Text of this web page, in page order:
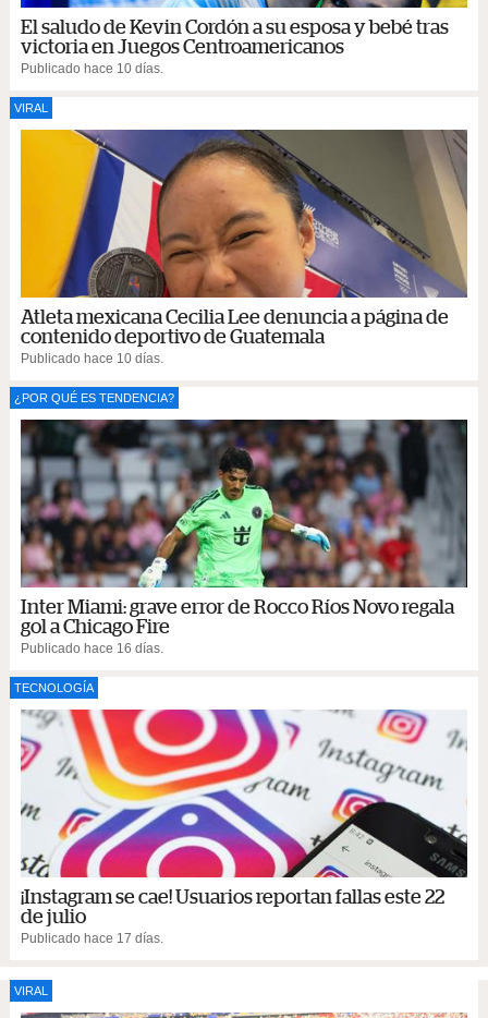
El saludo de Kevin Cordón a su esposa y bebé tras
victoria en Juegos Centroamericanos
Publicado hace 10 días.
VIRAL
Atleta mexicana Cecilia Lee denuncia a página de
contenido deportivo de Guatemala
Publicado hace 10 días.
¿POR QUÉ ES TENDENCIA?
Inter Miami: grave error de Rocco Ríos Novo regala
gol a Chicago Fire
Publicado hace 16 días.
TECNOLOGÍA
¡Instagram se cae! Usuarios reportan fallas este 22
de julio
Publicado hace 17 días.
VIRAL